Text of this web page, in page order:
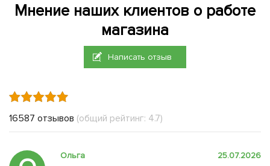
Мнение наших клиентов о работе
магазина
Написать отзыв
16587 отзывов (общий рейтинг: 4.7)
Ольга 25.07.2026